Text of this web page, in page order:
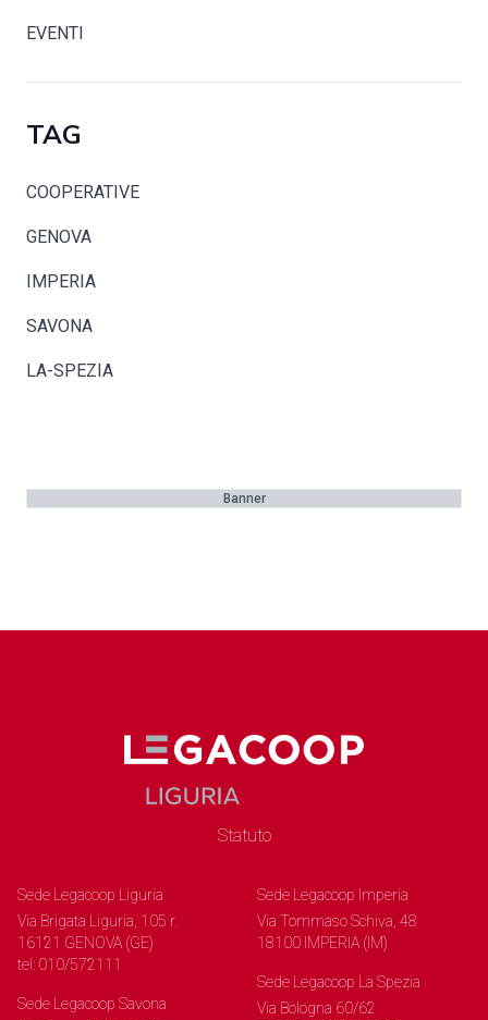
EVENTI
TAG
COOPERATIVE
GENOVA
IMPERIA
SAVONA
LA-SPEZIA
Banner
Statuto
Sede Legacoop Liguria
Via Brigata Liguria, 105 r.
16121 GENOVA (GE)
tel: 010/572111
Sede Legacoop Savona
Sede Legacoop Imperia
Via Tommaso Schiva, 48
18100 IMPERIA (IM)
Sede Legacoop La Spezia
Via Bologna 60/62